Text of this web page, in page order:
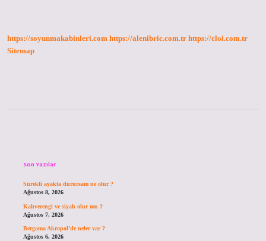
https://soyunmakabinleri.com https://alenibric.com.tr https://cloi.com.tr
Sitemap
Son Yazılar
Sürekli ayakta durursam ne olur ?
Ağustos 8, 2026
Kahverengi ve siyah olur mu ?
Ağustos 7, 2026
Bergama Akropol’de neler var ?
Ağustos 6, 2026